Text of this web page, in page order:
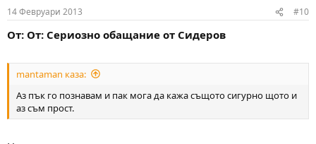
14 Февруари 2013 #10
От: От: Сериозно обащание от Сидеров
mantaman каза:
Аз пък го познавам и пак мога да кажа същото сигурно щото и
аз съм прост.